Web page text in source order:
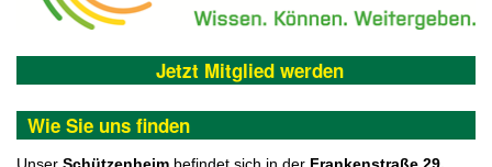
Jetzt Mitglied werden
Wie Sie uns finden
Unser Schützenheim befindet sich in der Frankenstraße 29,